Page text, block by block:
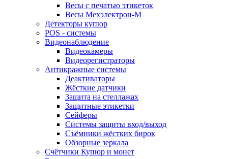
Весы с печатью этикеток
Весы Мехэлектрон-М
Детекторы купюр
POS - системы
Видеонаблюдение
Видеокамеры
Видеорегистраторы
Антикражные системы
Деактиваторы
Жёсткие датчики
Защита на стеллажах
Защитные этикетки
Сейферы
Системы защиты вход/выход
Съёмники жёстких бирок
Обзорные зеркала
Счётчики Купюр и монет